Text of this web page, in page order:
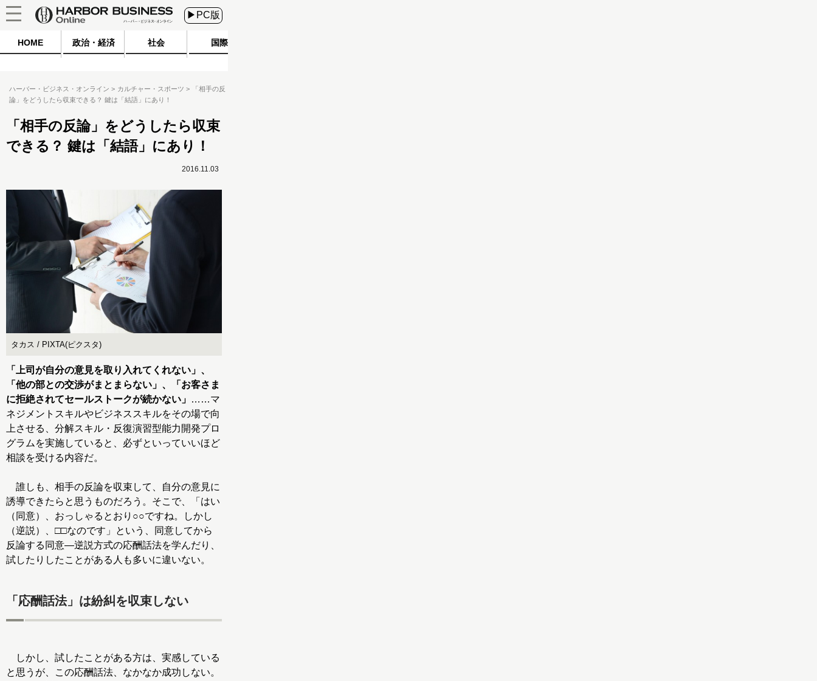
▶PC版
HOME 政治・経済 社会 国際
ハーバー・ビジネス・オンライン カルチャー・スポーツ
「相手の反
論」をどうしたら収束できる？ 鍵は「結語」にあり！
「相手の反論」をどうしたら収束
できる？ 鍵は「結語」にあり！
2016.11.03
タカス / PIXTA(ピクスタ)
「上司が自分の意見を取り入れてくれない」、
「他の部との交渉がまとまらない」、「お客さま
に拒絶されてセールストークが続かない」 ……マ
ネジメントスキルやビジネススキルをその場で向
上させる、分解スキル・反復演習型能力開発プロ
グラムを実施していると、必ずといっていいほど
相談を受ける内容だ。
誰しも、相手の反論を収束して、自分の意見に
誘導できたらと思うものだろう。そこで、「はい
（同意）、おっしゃるとおり○○ですね。しかし
（逆説）、□□なのです」という、同意してから
反論する同意―逆説方式の応酬話法を学んだり、
試したりしたことがある人も多いに違いない。
「応酬話法」は紛糾を収束しない
しかし、試したことがある方は、実感している
と思うが、この応酬話法、なかなか成功しない。